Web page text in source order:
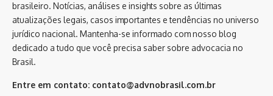
brasileiro. Notícias, análises e insights sobre as últimas
atualizações legais, casos importantes e tendências no universo
jurídico nacional. Mantenha-se informado com nosso blog
dedicado a tudo que você precisa saber sobre advocacia no
Brasil.
Entre em contato: contato@advnobrasil.com.br